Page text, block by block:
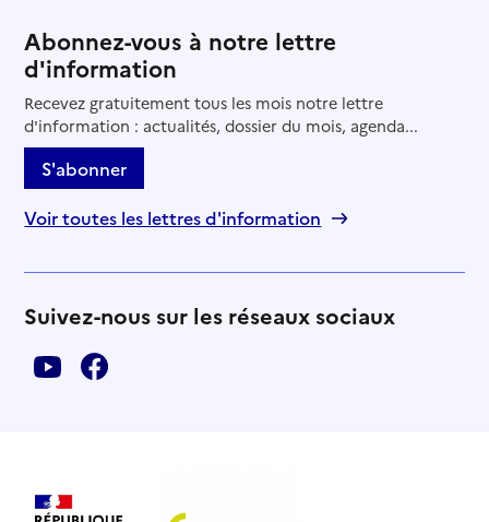
Abonnez-vous à notre lettre
d'information
Recevez gratuitement tous les mois notre lettre
d'information : actualités, dossier du mois, agenda...
S'abonner
Voir toutes les lettres d'information
Suivez-nous sur les réseaux sociaux